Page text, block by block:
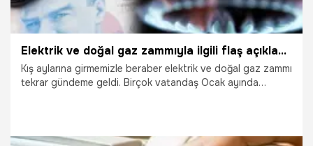
Elektrik ve doğal gaz zammıyla ilgili flaş açıklama! Bakan duyurdu
Kış aylarına girmemizle beraber elektrik ve doğal gaz zammı
tekrar gündeme geldi. Birçok vatandaş Ocak ayında